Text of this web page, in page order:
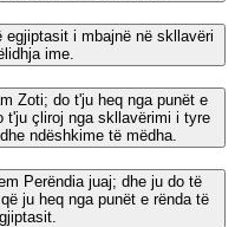
egjiptasit i mbajnë në skllavëri
ime.
Zoti; do t'ju heq nga punët e
t'ju çliroj nga skllavërimi i tyre
ndëshkime të mëdha.
Perëndia juaj; dhe ju do të
ju heq nga punët e rënda të